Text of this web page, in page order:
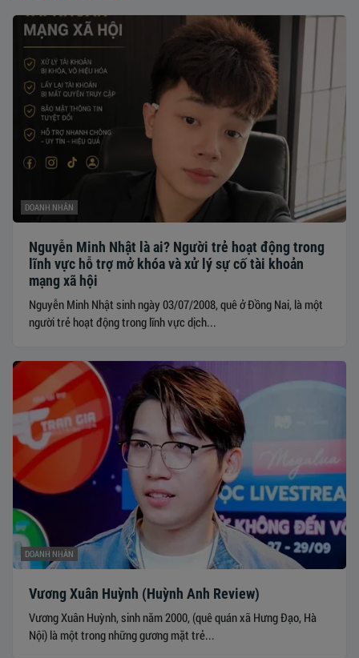
DOANH NHÂN
Nguyễn Minh Nhật là ai? Người trẻ hoạt động trong
lĩnh vực hỗ trợ mở khóa và xử lý sự cố tài khoản
mạng xã hội
Nguyễn Minh Nhật sinh ngày 03/07/2008, quê ở Đồng Nai, là một
người trẻ hoạt động trong lĩnh vực dịch...
DOANH NHÂN
Vương Xuân Huỳnh (Huỳnh Anh Review)
Vương Xuân Huỳnh, sinh năm 2000, (quê quán xã Hưng Đạo, Hà
Nội) là một trong những gương mặt trẻ...